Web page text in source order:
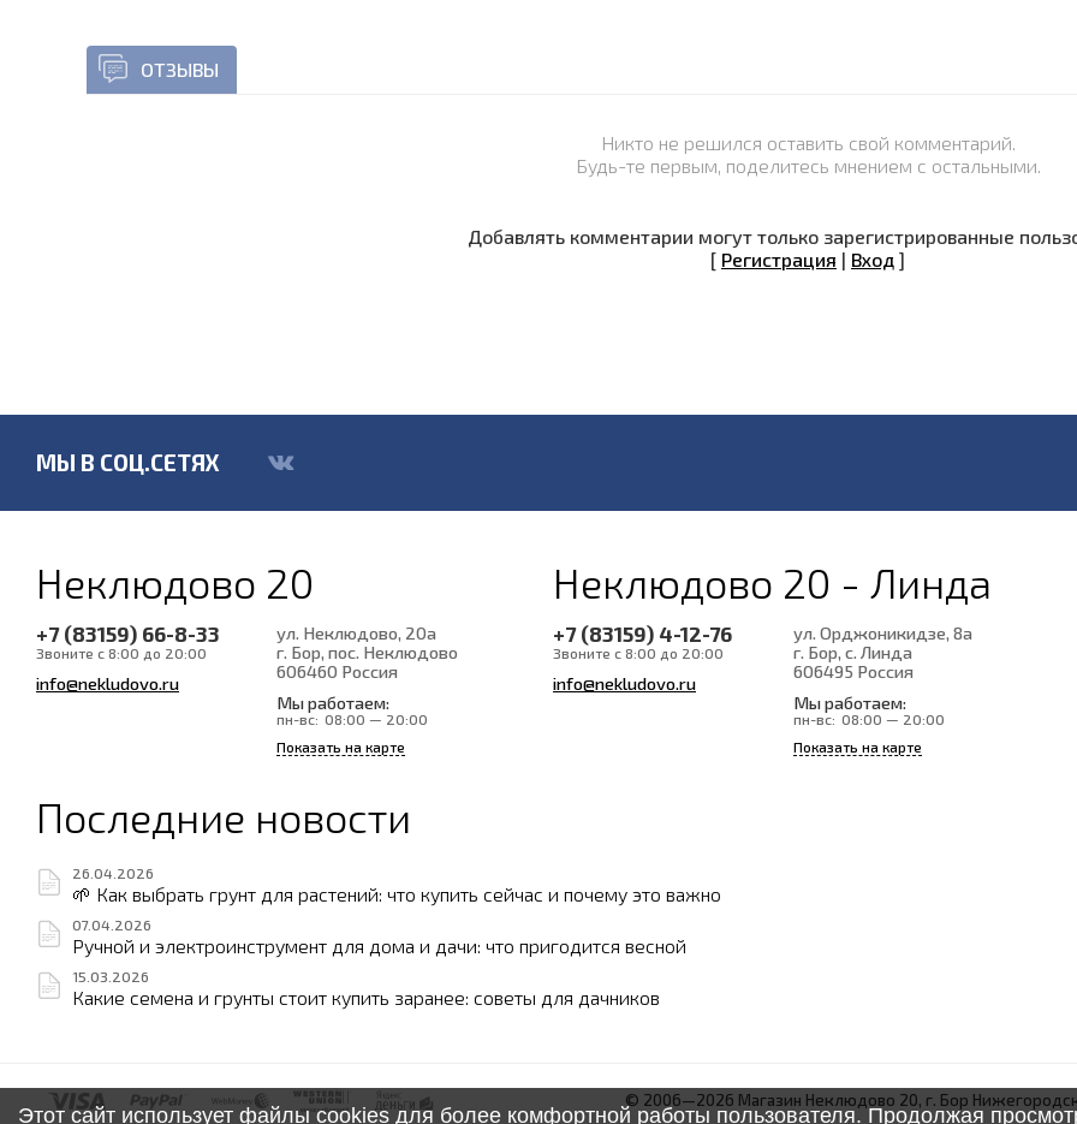
ОТЗЫВЫ
Никто не решился оставить свой комментарий.
Будь-те первым, поделитесь мнением с остальными.
Добавлять комментарии могут только зарегистрированные
[ Регистрация | Вход ]
МЫ В СОЦ.СЕТЯХ
Неклюдово 20
+7 (83159) 66-8-33
Звоните с 8:00 до 20:00
info@nekludovo.ru
ул. Неклюдово, 20а
г. Бор, пос. Неклюдово
606460 Россия
Мы работаем:
пн-вс: 08:00 — 20:00
Показать на карте
Неклюдово 20 - Линда
+7 (83159) 4-12-76
Звоните с 8:00 до 20:00
info@nekludovo.ru
ул. Орджоникидзе, 8а
г. Бор, с. Линда
606495 Россия
Мы работаем:
пн-вс: 08:00 — 20:00
Показать на карте
Последние новости
26.04.2026
🌱 Как выбрать грунт для растений: что купить сейчас и почему это важно
07.04.2026
Ручной и электроинструмент для дома и дачи: что пригодится весной
15.03.2026
Какие семена и грунты стоит купить заранее: советы для дачников
© 2006—2026 Магазин Неклюдово 20, г. Бор
Этот сайт использует файлы cookies для более комфортной работы пользователя. Продолжая